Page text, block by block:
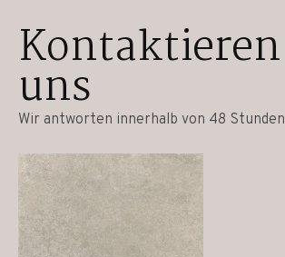
Kontaktieren
uns
Wir antworten innerhalb von 48